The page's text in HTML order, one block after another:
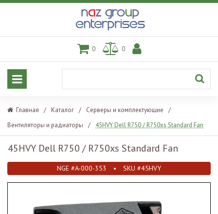
0 0
Главная / Каталог / Серверы и комплектующие
/
Вентиляторы и радиаторы
/ 45HVY Dell R750 / R750xs Standard Fan
45HVY Dell R750 / R750xs Standard Fan
NGE #A-000-353 • SKU #45HVY